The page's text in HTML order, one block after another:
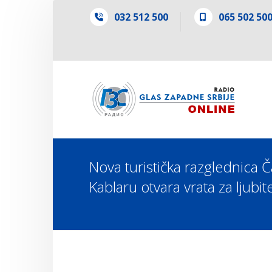
032 512 500 065 502
Nova turistička razglednica
Kablaru otvara vrata za